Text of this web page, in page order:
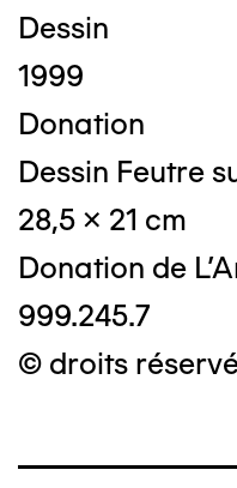
Dessin
1999
Donation
Dessin Feutre
28,5 x 21 cm
Donation de
999.245.7
© droits